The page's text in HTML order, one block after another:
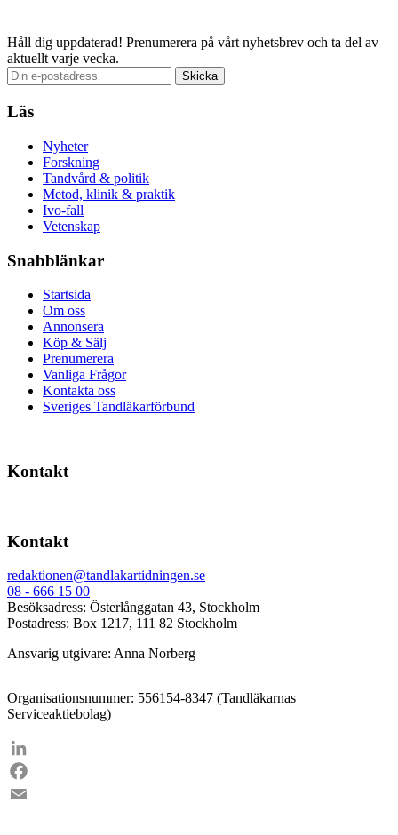
Håll dig uppdaterad! Prenumerera på vårt nyhetsbrev och ta del av
aktuellt varje vecka.
Läs
Nyheter
Forskning
Tandvård & politik
Metod, klinik & praktik
Ivo-fall
Vetenskap
Snabblänkar
Startsida
Om oss
Annonsera
Köp & Sälj
Prenumerera
Vanliga Frågor
Kontakta oss
Sveriges Tandläkarförbund
Kontakt
Kontakt
redaktionen@tandlakartidningen.se
08 - 666 15 00
Besöksadress: Österlånggatan 43, Stockholm
Postadress: Box 1217, 111 82 Stockholm
Ansvarig utgivare: Anna Norberg
Organisationsnummer: 556154-8347 (Tandläkarnas
Serviceaktiebolag)
LinkedIn
Facebook